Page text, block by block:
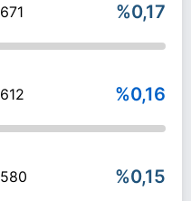
671 %0,17
612 %0,16
580 %0,15